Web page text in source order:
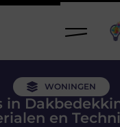
WONINGEN
in
en